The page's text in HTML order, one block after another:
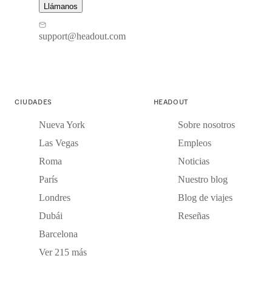
Llámanos
support@headout.com
CIUDADES
Nueva York
Las Vegas
Roma
París
Londres
Dubái
Barcelona
Ver 215 más
HEADOUT
Sobre nosotros
Empleos
Noticias
Nuestro blog
Blog de viajes
Reseñas